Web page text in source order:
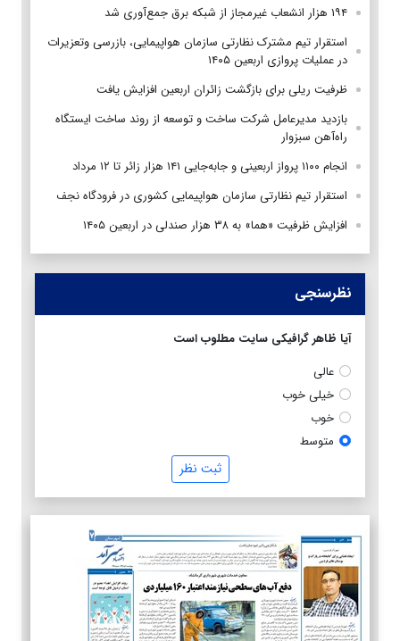
۱۹۴ هزار انشعاب غیرمجاز از شبکه برق جمع‌آوری شد
استقرار تیم مشترک نظارتی سازمان هواپیمایی، بازرسی وتعزیرات
در عملیات پروازی اربعین ۱۴۰۵
ظرفیت ریلی برای بازگشت زائران اربعین افزایش یافت
بازدید مدیرعامل شرکت ساخت و توسعه از روند ساخت ایستگاه
راه‌آهن سبزوار
انجام ۱۱۰۰ پرواز اربعینی و جابه‌جایی ۱۴۱ هزار زائر تا ۱۲ مرداد
استقرار تیم‌ نظارتی سازمان هواپیمایی کشوری در فرودگاه نجف
افزایش ظرفیت «هما» به ۳۸ هزار صندلی در اربعین ۱۴۰۵
نظرسنجی
آیا ظاهر گرافیکی سایت مطلوب است
عالی
خیلی خوب
خوب
متوسط
ثبت نظر